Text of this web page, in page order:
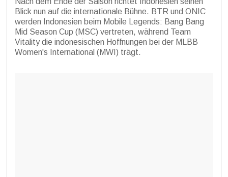
Blick nun auf die internationale Bühne. BTR und ONIC
werden Indonesien beim Mobile Legends: Bang Bang
Mid Season Cup (MSC) vertreten, während Team
Vitality die indonesischen Hoffnungen bei der MLBB
Women's International (MWI) trägt.